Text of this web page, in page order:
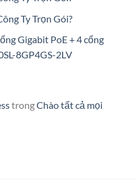
Ty Trọn Gói?
Gigabit PoE + 4 cổng
8GP4GS-2LV
trongChào tất cả mọi